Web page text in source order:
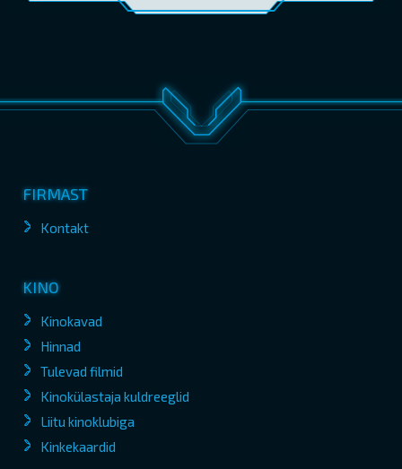
FIRMAST
Kontakt
KINO
Kinokavad
Hinnad
Tulevad filmid
Kinokülastaja kuldreeglid
Liitu kinoklubiga
Kinkekaardid